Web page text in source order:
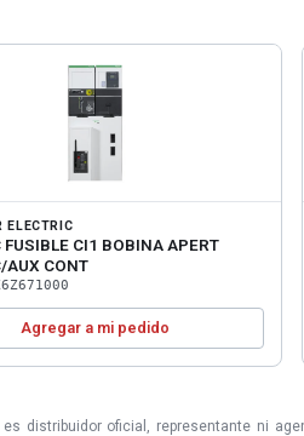
ELECTRIC
CI1 BOBINA APERT
AUX CONT
Agregar a mi pedido
distribuidor oficial, representante ni